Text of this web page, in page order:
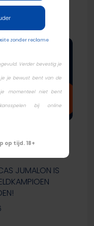
FEBRUARI 2023
JUMALON IS
zonder reclame
Verder bevestig je
je bewust bent van de
momenteel niet bent
bij online
op tijd. 18+